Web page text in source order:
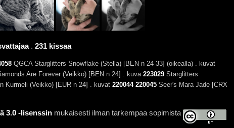
. 231 kissaa
QGCA Starglitters Snowflake (Stella) [BEN n 24 33] (oikealla) . kuvat
Are Forever (Veikko) [BEN n 24] . kuva 223029Starglitters
Kurmeli (Veikko) [EUR n 24] . kuvat 220044 220045Seer's Mara Jade [CRX
3.0 -lisenssinmukaisesti ilman tarkempaa sopimista